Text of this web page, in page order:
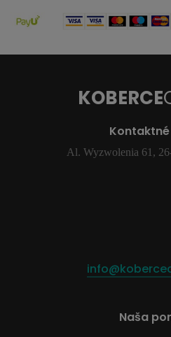
KOBERCE
Al. Wyzwolenia 61,
Naša